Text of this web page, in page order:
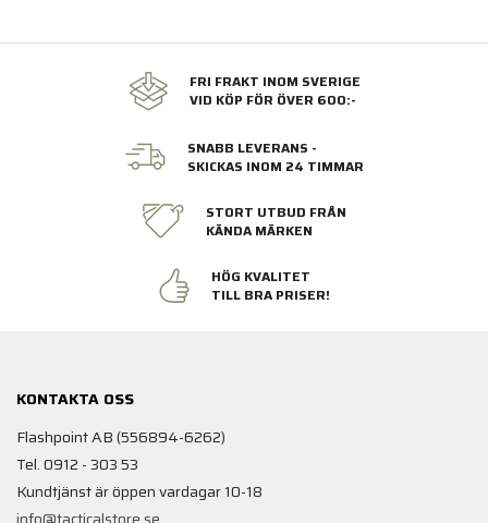
FRI FRAKT INOM SVERIGE
VID KÖP FÖR ÖVER 600:-
SNABB LEVERANS -
SKICKAS INOM 24 TIMMAR
STORT UTBUD FRÅN
KÄNDA MÄRKEN
HÖG KVALITET
TILL BRA PRISER!
KONTAKTA OSS
Flashpoint AB (556894-6262)
Tel. 0912 - 303 53
Kundtjänst är öppen vardagar 10-18